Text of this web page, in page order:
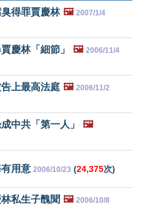
得罪賈慶林 🖼️ 2007/1/4
慶林「細節」 🖼️ 2006/11/4
上最高法庭 🖼️ 2006/11/2
中共「第一人」 🖼️
用意 2006/10/23 (24,375次)
私生子醜聞 🖼️ 2006/10/8